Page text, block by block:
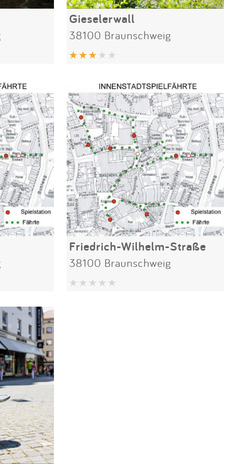
Gieselerwall
38100 Braunschweig
Friedrich-Wilhelm-Straße
38100 Braunschweig